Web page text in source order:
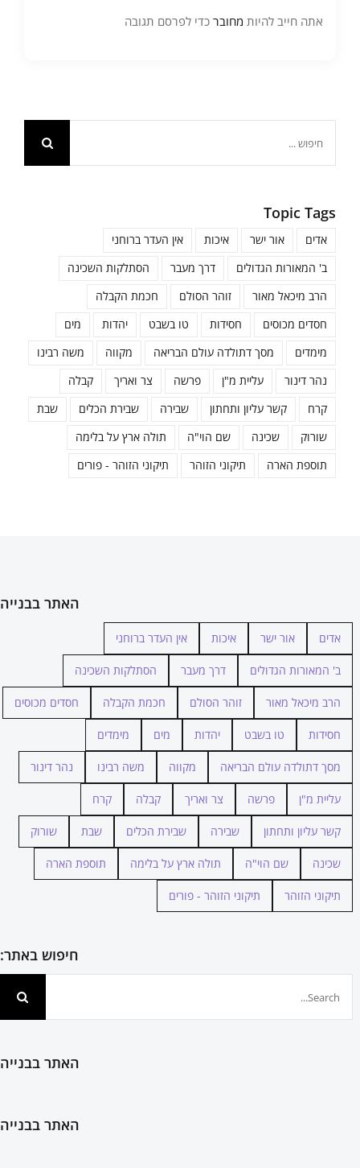
אתה חייב להיות מחובר כדי לפרסם תגובה
Topic Tags
אדים אור ישר איכות
אין העדר ברוחני
ב' המאורות הגדולים
דרך מעבר
הסתלקות השכינה
הרב מיכאל מאור
זוהר הסולם
חכמת הקבלה
חסדים מכוסים
חסידות טו בשבט יהדות
מים
מימדים
מסך דתולדה עולם הבריאה מקווה
משה רבינו
נהר דינור
עליית מ"ן פרשה צר ואריך
קבלה
קרח
קשר עליון ותחתון שבירה שבירת הכלים
שבת
שורוק
שכינה שם הוי"ה
תולה ארץ על בלימה
תוספת הארה
תיקוני הזוהר תיקוני הזוהר - פורים
האתר בבנייה
אדים אור ישר איכות אין העדר ברוחני
ב' המאורות הגדולים דרך מעבר הסתלקות השכינה
הרב מיכאל מאור זוהר הסולם חכמת הקבלה חסדים מכוסים
חסידות טו בשבט יהדות מים מימדים
מסך דתולדה עולם הבריאה מקווה משה רבינו נהר דינור
עליית מ"ן פרשה צר ואריך קבלה קרח
קשר עליון ותחתון שבירה שבירת הכלים שבת שורוק
שכינה שם הוי"ה תולה ארץ על בלימה תוספת הארה
תיקוני הזוהר תיקוני הזוהר - פורים
חיפוש באתר:
האתר בבנייה
האתר בבנייה